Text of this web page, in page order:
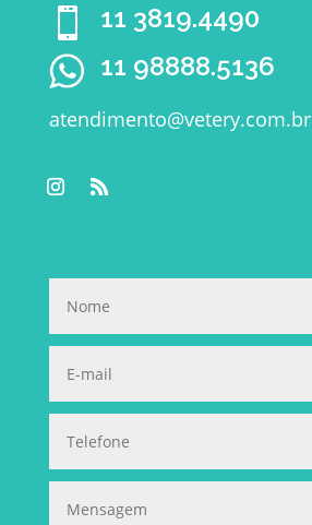

11 3819.4490
11 98888.5136
atendimento@vetery.com.br